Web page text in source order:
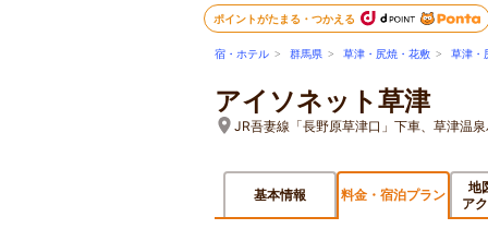
ポイントがたまる・つかえる
宿・ホテル > 群馬県 > 草津・尻焼・花敷 > 草津・
アイソネット草津
JR吾妻線「長野原草津口」下車、草津温
基本情報 料金・宿泊プラン
地
ア